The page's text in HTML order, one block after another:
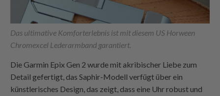
Das ultimative Komforterlebnis ist mit diesem US Horween
Chromexcel Lederarmband garantiert.
Die Garmin Epix Gen 2 wurde mit akribischer Liebe zum
Detail gefertigt, das Saphir-Modell verfügt über ein
künstlerisches Design, das zeigt, dass eine Uhr robust und